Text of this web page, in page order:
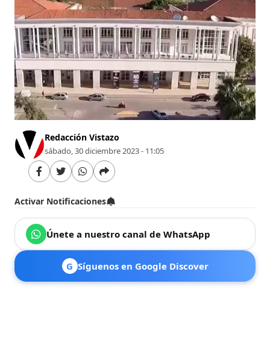
Redacción Vistazo
sábado, 30 diciembre 2023 - 11:05
Activar Notificaciones
Únete a nuestro canal de WhatsApp
G Síguenos en Google Discover